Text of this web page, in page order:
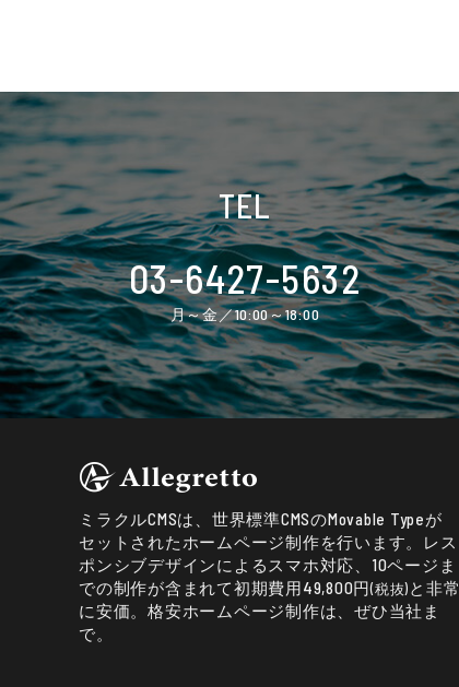
TEL
03-6427-5632
月～金／10:00～18:00
ミラクルCMSは、世界標準CMSのMovable Typeが
セットされたホームページ制作を行います。レス
ポンシブデザインによるスマホ対応、10ページま
での制作が含まれて初期費用49,800円(税抜)と非常
に安価。格安ホームページ制作は、ぜひ当社ま
で。